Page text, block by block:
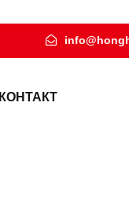
КОНТАКТ